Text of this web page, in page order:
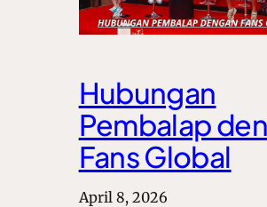
Hubungan
Pembalap
Fans Global
April 8, 2026